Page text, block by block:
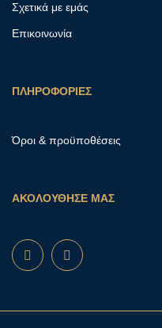
Σχετικά με εμάς
Επικοινωνία
ΠΛΗΡΟΦΟΡΙΕΣ
Όροι & προϋποθέσεις
ΑΚΟΛΟΥΘΗΣΕ ΜΑΣ